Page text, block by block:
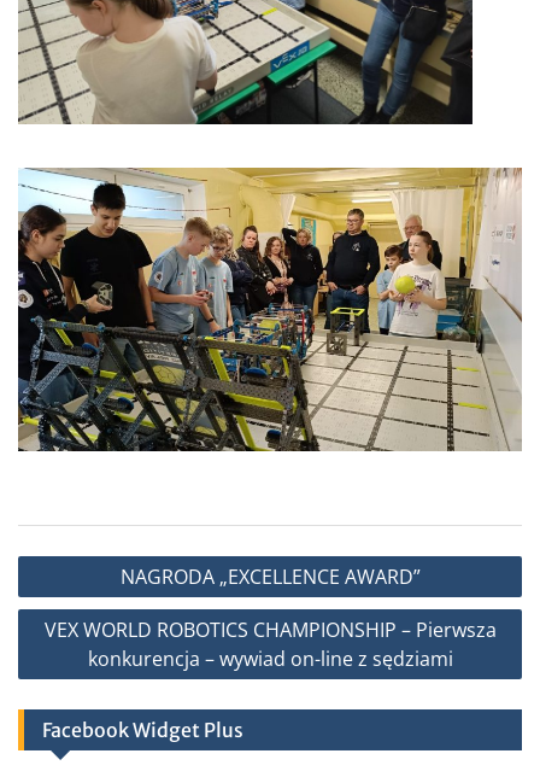
Nawigacja
wpisu
NAGRODA „EXCELLENCE AWARD”
VEX WORLD ROBOTICS CHAMPIONSHIP – Pierwsza
konkurencja – wywiad on-line z sędziami
Facebook Widget Plus